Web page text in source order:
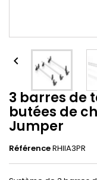

3 barres de
butées de
Jumper
RéférenceRHIIA3PR